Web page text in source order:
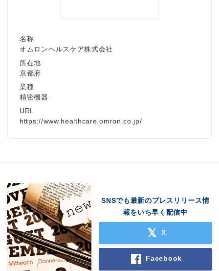
名称
オムロンヘルスケア株式会社
所在地
京都府
業種
精密機器
URL
https://www.healthcare.omron.co.jp/
SNSでも最新のプレスリリース情
報をいち早く配信中
X
Facebook